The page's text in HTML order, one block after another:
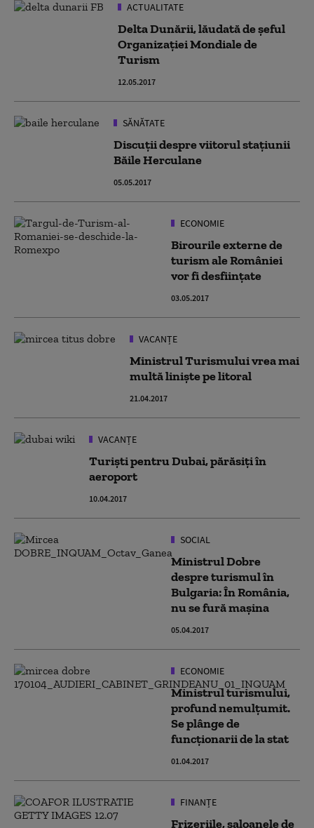
ACTUALITATE
Delta Dunării, lăudată de șeful
Organizației Mondiale de
Turism
12.05.2017
SĂNĂTATE
Discuţii despre viitorul staţiunii
Băile Herculane
05.05.2017
ECONOMIE
Birourile externe de
turism ale României
vor fi desființate
03.05.2017
VACANȚE
Ministrul Turismului vrea mai
multă linişte pe litoral
21.04.2017
VACANȚE
Turiști pentru Dubai, părăsiți în
aeroport
10.04.2017
SOCIAL
Ministrul Dobre
despre turismul în
Bulgaria: În România,
nu se fură mașina
05.04.2017
ECONOMIE
Ministrul turismului,
profund nemulțumit.
Se plânge de
funcționarii de la stat
01.04.2017
FINANȚE
Frizeriile, saloanele de